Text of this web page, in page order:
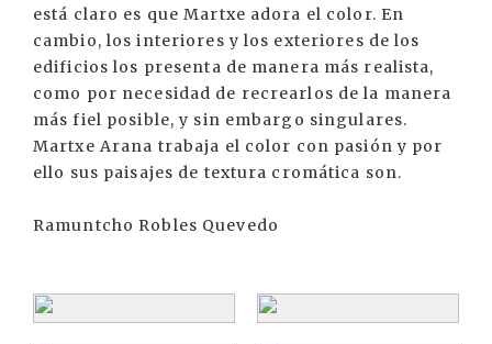
está claro es que Martxe adora el color. En
cambio, los interiores y los exteriores de los
edificios los presenta de manera más realista,
como por necesidad de recrearlos de la manera
más fiel posible, y sin embargo singulares.
Martxe Arana trabaja el color con pasión y por
ello sus paisajes de textura cromática son.
Ramuntcho Robles Quevedo